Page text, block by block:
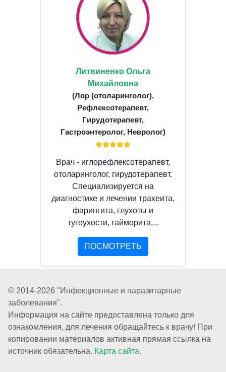
Литвиненко Ольга
Михайловна
(Лор (отоларинголог),
Рефлексотерапевт,
Гирудотерапевт,
Гастроэнтеролог, Невролог)
Врач - иглорефлексотерапевт,
отоларинголог, гирудотерапевт.
Специализируется на
диагностике и лечении трахеита,
фарингита, глухоты и
тугоухости, гайморита,...
ПОСМОТРЕТЬ
© 2014-2026 "Инфекционные и паразитарные
заболевания".
Информация на сайте предоставлена только для
ознакомления, для лечения обращайтесь к врачу! При
копировании материалов активная прямая ссылка на
источник обязательна. Карта сайта.